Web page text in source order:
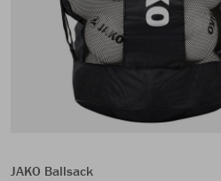
JAKO Ballsack